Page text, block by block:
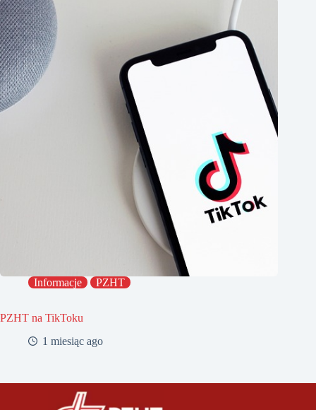
Informacje PZHT
PZHT na TikToku
1 miesiąc ago